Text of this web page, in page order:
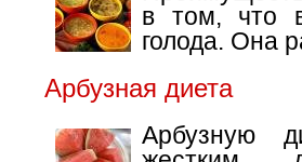
в том, что
голода. Она
Арбузная диета
Арбузную